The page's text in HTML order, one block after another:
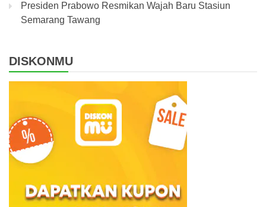
Presiden Prabowo Resmikan Wajah Baru Stasiun
Semarang Tawang
DISKONMU